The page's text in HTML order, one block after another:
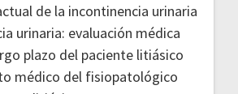
de la incontinencia urinaria
urinaria: evaluación médica
plazo del paciente litiásico
médico del fisiopatológico